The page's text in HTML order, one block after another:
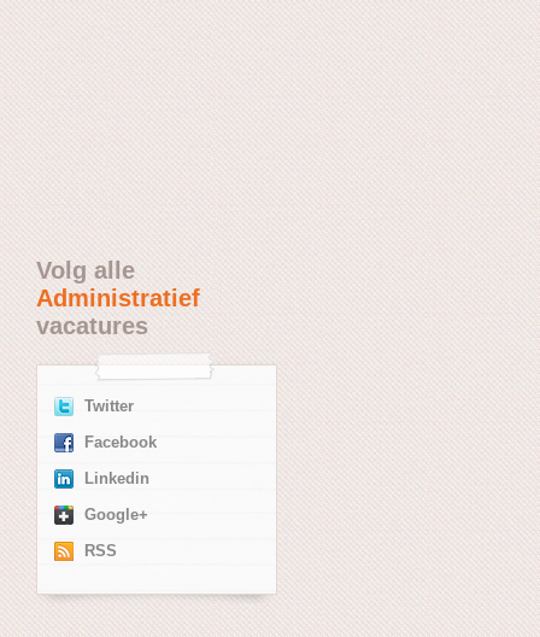
Volg alle
Administratief
vacatures
Twitter
Facebook
Linkedin
Google+
RSS